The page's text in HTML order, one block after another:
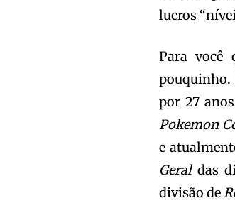
lucros
Para você
pouquinho.
por 27
Pokemon
e
Geraldas
divisão de